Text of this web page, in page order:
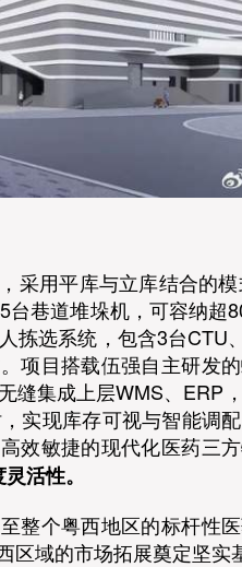
采用平库与立库结合的
台巷道堆垛机，可容纳超
拣选系统，包含3台CTU
项目搭载伍强自主研发
缝集成上层WMS、ERP
实现库存可视与智能调
效敏捷的现代化医药三
活性。
整个粤西地区的标杆性
区域的市场拓展奠定坚实